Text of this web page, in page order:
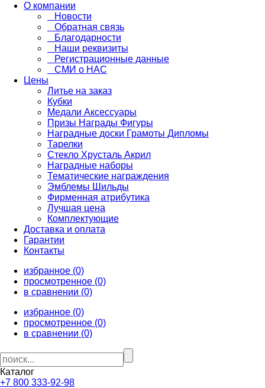
О компании
Новости
Обратная связь
Благодарности
Наши реквизиты
Регистрационные данные
СМИ о НАС
Цены
Литье на заказ
Кубки
Медали Аксессуары
Призы Награды Фигуры
Наградные доски Грамоты Дипломы
Тарелки
Стекло Хрусталь Акрил
Наградные наборы
Тематические награждения
Эмблемы Шильды
Фирменная атрибутика
Лучшая цена
Комплектующие
Доставка и оплата
Гарантии
Контакты
избранное (0)
просмотренное (0)
в сравнении (0)
избранное (0)
просмотренное (0)
в сравнении (0)
Каталог
+7 800 333-92-98